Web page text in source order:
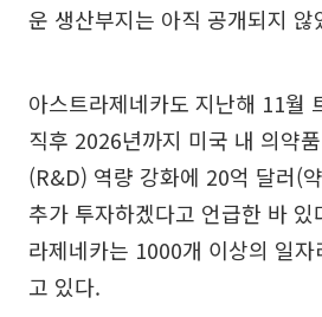
운 생산부지는 아직 공개되지 않
아스트라제네카도 지난해 11월
직후 2026년까지 미국 내 의약
(R&D) 역량 강화에 20억 달러(
추가 투자하겠다고 언급한 바
라제네카는 1000개 이상의 일
고 있다.